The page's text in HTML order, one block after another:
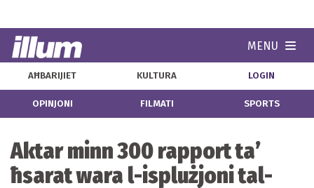
MENU
AĦBARIJIET KULTURA LOGIN
OPINJONI FILMATI SPORTS
Aktar minn 300 rapport ta’
ħsarat wara l-isplużjoni tal-